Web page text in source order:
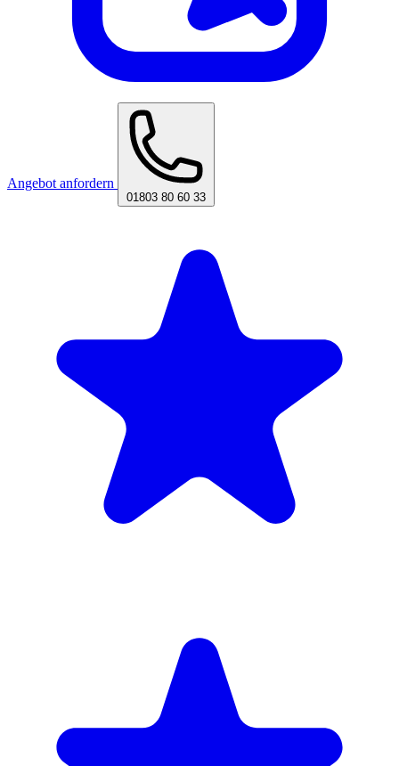
Angebot anfordern
01803 80 60 33